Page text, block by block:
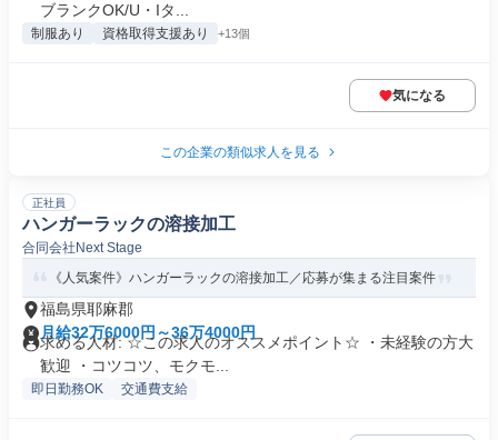
ブランクOK/U・Iタ...
制服あり 資格取得支援あり +13個
気になる
この企業の類似求人を見る
正社員
ハンガーラックの溶接加工
合同会社Next Stage
《人気案件》ハンガーラックの溶接加工／応募が集まる注目案件
福島県耶麻郡
月給32万6000円～36万4000円
求める人材: ☆この求人のオススメポイント☆ ・未経験の方大
歓迎 ・コツコツ、モクモ...
即日勤務OK 交通費支給